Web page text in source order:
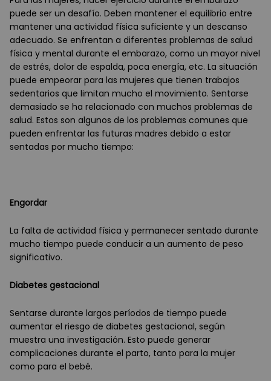
puede ser un desafío. Deben mantener el equilibrio entre
mantener una actividad física suficiente y un descanso
adecuado. Se enfrentan a diferentes problemas de salud
física y mental durante el embarazo, como un mayor nivel
de estrés, dolor de espalda, poca energía, etc. La situación
puede empeorar para las mujeres que tienen trabajos
sedentarios que limitan mucho el movimiento. Sentarse
demasiado se ha relacionado con muchos problemas de
salud. Estos son algunos de los problemas comunes que
pueden enfrentar las futuras madres debido a estar
sentadas por mucho tiempo:
Engordar
La falta de actividad física y permanecer sentado durante
mucho tiempo puede conducir a un aumento de peso
significativo.
Diabetes gestacional
Sentarse durante largos períodos de tiempo puede
aumentar el riesgo de diabetes gestacional, según
muestra una investigación. Esto puede generar
complicaciones durante el parto, tanto para la mujer
como para el bebé.